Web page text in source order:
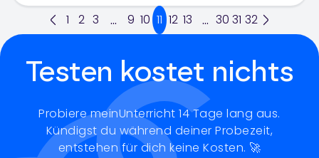
1 2 3 ... 9 10 11 12 13 ... 30 31 32
Testen kostet nichts
Probiere meinUnterricht 14 Tage lang aus.
Kündigst du während deiner Probezeit,
entstehen für dich keine Kosten. 🚀